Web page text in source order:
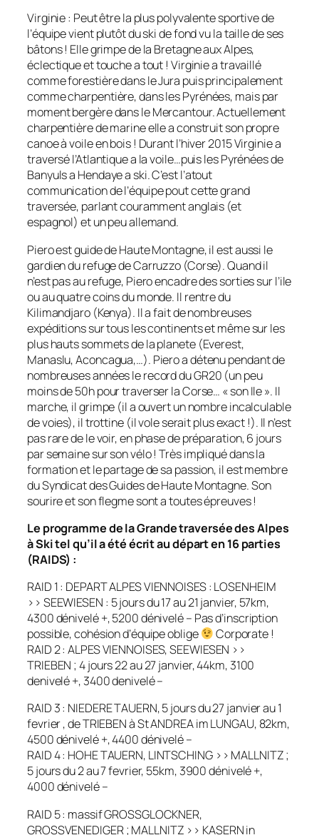
Virginie : Peut être la plus polyvalente sportive de
l’équipe vient plutôt du ski de fond vu la taille de ses
bâtons ! Elle grimpe de la Bretagne aux Alpes,
éclectique et touche a tout ! Virginie a travaillé
comme forestière dans le Jura puis principalement
comme charpentière, dans les Pyrénées, mais par
moment bergère dans le Mercantour. Actuellement
charpentière de marine elle a construit son propre
canoe à voile en bois ! Durant l’hiver 2015 Virginie a
traversé l’Atlantique a la voile…puis les Pyrénées de
Banyuls a Hendaye a ski. C’est l’atout
communication de l’équipe pout cette grand
traversée, parlant couramment anglais (et
espagnol) et un peu allemand.
Piero est guide de Haute Montagne, il est aussi le
gardien du refuge de Carruzzo (Corse). Quand il
n’est pas au refuge, Piero encadre des sorties sur l’ile
ou au quatre coins du monde. Il rentre du
Kilimandjaro (Kenya). Il a fait de nombreuses
expéditions sur tous les continents et même sur les
plus hauts sommets de la planete (Everest,
Manaslu, Aconcagua,…). Piero a détenu pendant de
nombreuses années le record du GR20 (un peu
moins de 50h pour traverser la Corse… « son Ile ». Il
marche, il grimpe (il a ouvert un nombre incalculable
de voies), il trottine (il vole serait plus exact !). Il n’est
pas rare de le voir, en phase de préparation, 6 jours
par semaine sur son vélo ! Très impliqué dans la
formation et le partage de sa passion, il est membre
du Syndicat des Guides de Haute Montagne. Son
sourire et son flegme sont a toutes épreuves !
Le programme de la Grande traversée des Alpes
à Ski tel qu’il a été écrit au départ en 16 parties
(RAIDS) :
RAID 1 : DEPART ALPES VIENNOISES : LOSENHEIM
>> SEEWIESEN : 5 jours du 17 au 21 janvier, 57km,
4300 dénivelé +, 5200 dénivelé – Pas d’inscription
possible, cohésion d’équipe oblige
Corporate !
RAID 2 : ALPES VIENNOISES, SEEWIESEN >>
TRIEBEN ; 4 jours 22 au 27 janvier, 44km, 3100
denivelé +, 3400 denivelé –
RAID 3 : NIEDERE TAUERN, 5 jours du 27 janvier au 1
fevrier , de TRIEBEN à St ANDREA im LUNGAU, 82km,
4500 dénivelé +, 4400 dénivelé –
RAID 4 : HOHE TAUERN, LINTSCHING >> MALLNITZ ;
5 jours du 2 au 7 fevrier, 55km, 3900 dénivelé +,
4000 dénivelé –
RAID 5 : massif GROSSGLOCKNER,
GROSSVENEDIGER ; MALLNITZ >> KASERN in